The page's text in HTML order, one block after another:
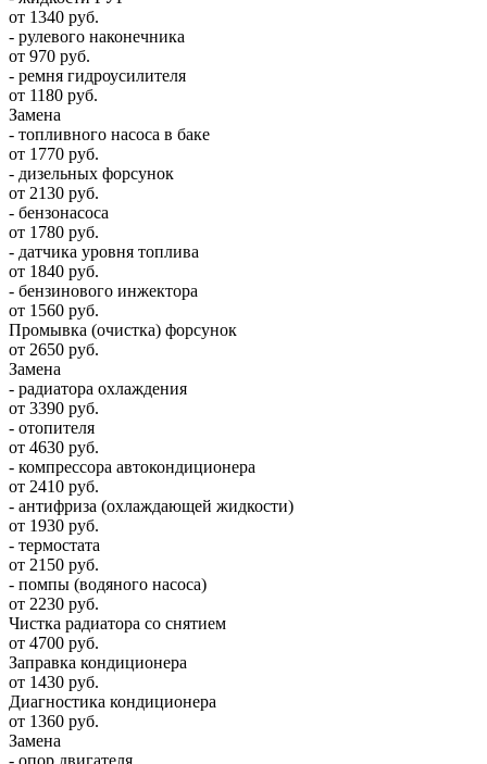
от 1340 руб.
- рулевого наконечника
от 970 руб.
- ремня гидроусилителя
от 1180 руб.
Замена
- топливного насоса в баке
от 1770 руб.
- дизельных форсунок
от 2130 руб.
- бензонасоса
от 1780 руб.
- датчика уровня топлива
от 1840 руб.
- бензинового инжектора
от 1560 руб.
Промывка (очистка) форсунок
от 2650 руб.
Замена
- радиатора охлаждения
от 3390 руб.
- отопителя
от 4630 руб.
- компрессора автокондиционера
от 2410 руб.
- антифриза (охлаждающей жидкости)
от 1930 руб.
- термостата
от 2150 руб.
- помпы (водяного насоса)
от 2230 руб.
Чистка радиатора со снятием
от 4700 руб.
Заправка кондиционера
от 1430 руб.
Диагностика кондиционера
от 1360 руб.
Замена
- опор двигателя